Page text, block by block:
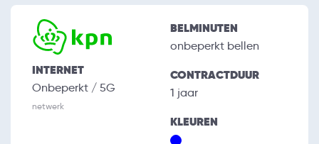
INTERNET
Onbeperkt / 5G
netwerk
BELMINUTEN
onbeperkt bellen
CONTRACTDUUR
1 jaar
KLEUREN